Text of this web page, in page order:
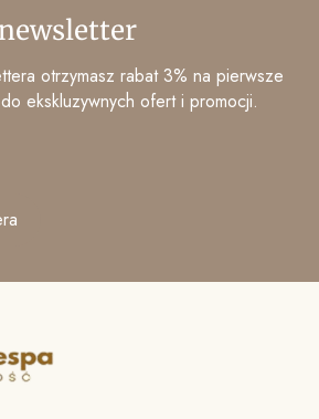
otrzymasz rabat 3% na pierwsze
ekskluzywnych ofert i promocji.